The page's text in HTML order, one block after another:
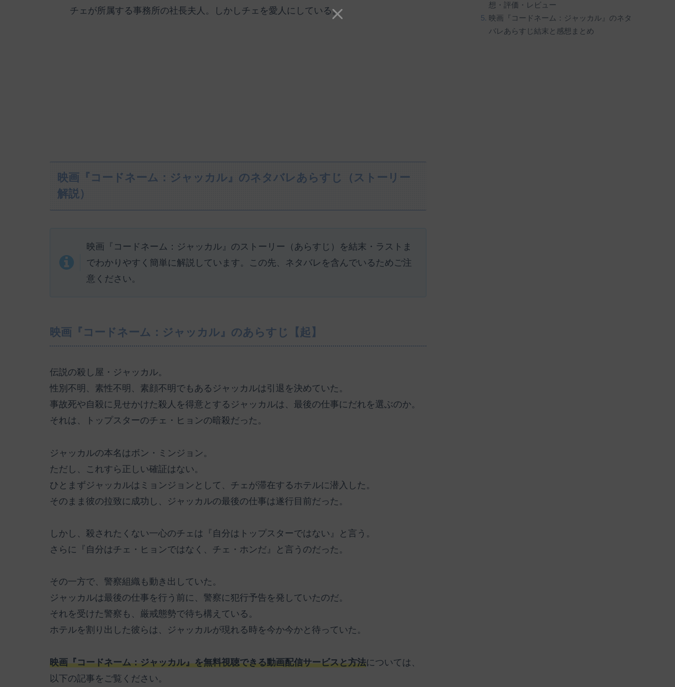
チェが所属する事務所の社長夫人。しかしチェを愛人にしている。
映画『コードネーム：ジャッカル』のネタバレあらすじ（ストーリー
解説）
映画『コードネーム：ジャッカル』のストーリー（あらすじ）を結末・ラストま
でわかりやすく簡単に解説しています。この先、ネタバレを含んでいるためご注
意ください。
映画『コードネーム：ジャッカル』のあらすじ【起】
伝説の殺し屋・ジャッカル。
性別不明、素性不明、素顔不明でもあるジャッカルは引退を決めていた。
事故死や自殺に見せかけた殺人を得意とするジャッカルは、最後の仕事にだれを選ぶのか。
それは、トップスターのチェ・ヒョンの暗殺だった。
ジャッカルの本名はボン・ミンジョン。
ただし、これすら正しい確証はない。
ひとまずジャッカルはミョンジョンとして、チェが滞在するホテルに潜入した。
そのまま彼の拉致に成功し、ジャッカルの最後の仕事は遂行目前だった。
しかし、殺されたくない一心のチェは『自分はトップスターではない』と言う。
さらに『自分はチェ・ヒョンではなく、チェ・ホンだ』と言うのだった。
その一方で、警察組織も動き出していた。
ジャッカルは最後の仕事を行う前に、警察に犯行予告を発していたのだ。
それを受けた警察も、厳戒態勢で待ち構えている。
ホテルを割り出した彼らは、ジャッカルが現れる時を今か今かと待っていた。
映画『コードネーム：ジャッカル』を無料視聴できる動画配信サービスと方法については、
以下の記事をご覧ください。
想・評価・レビュー
映画『コードネーム：ジャッカル』のネタ
バレあらすじ結末と感想まとめ